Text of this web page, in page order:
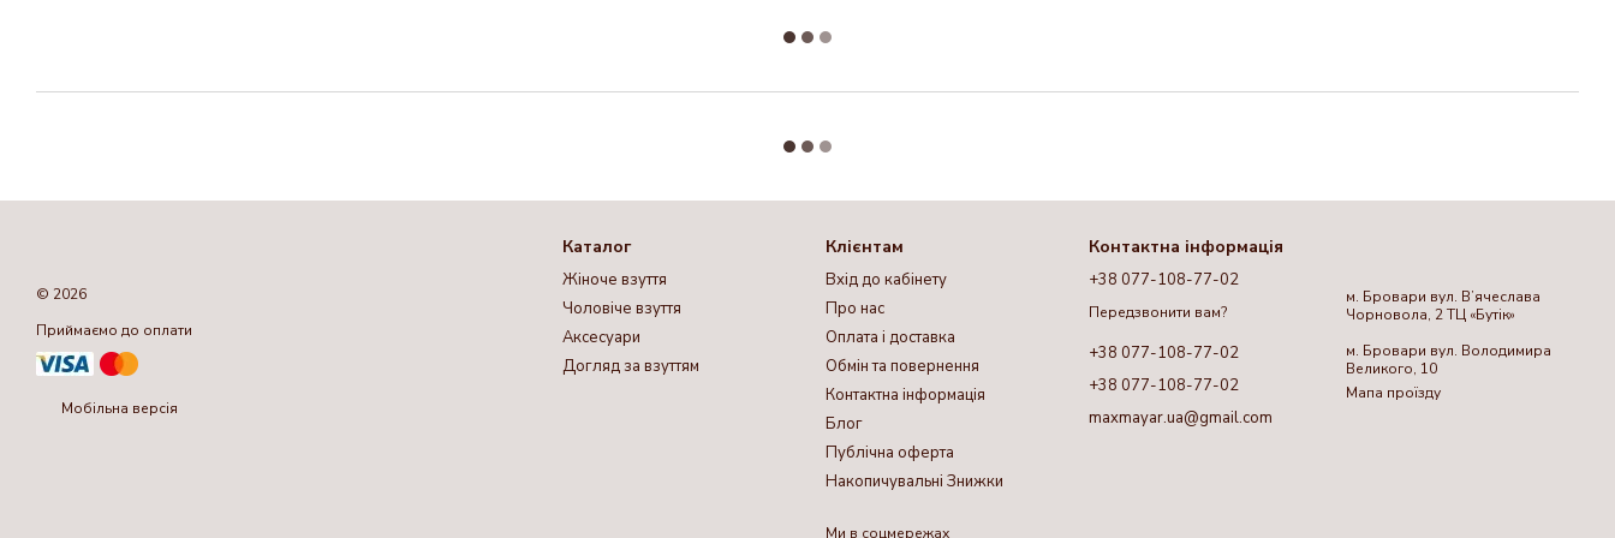
© 2026
Приймаємо до оплати
Мобільна версія
Каталог
Жіноче взуття
Чоловіче взуття
Аксесуари
Догляд за взуттям
Клієнтам
Вхід до кабінету
Про нас
Оплата і доставка
Обмін та повернення
Контактна інформація
Блог
Публічна оферта
Накопичувальні Знижки
Ми в соцмережах
Контактна інформація
+38 077-108-77-02
Передзвонити вам?
+38 077-108-77-02
+38 077-108-77-02
maxmayar.ua@gmail.com
м. Бровари вул. Вʼячеслава
Чорновола, 2 ТЦ «Бутік»
м. Бровари вул. Володимира
Великого, 10
Мапа проїзду